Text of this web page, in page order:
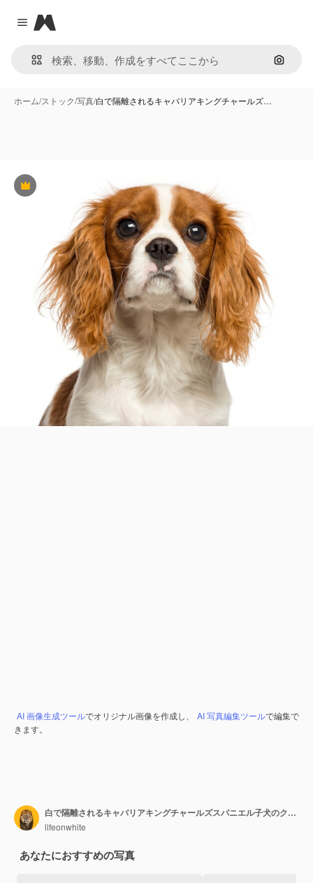
Close menu
Magnific
画像で
ホーム/ストック/写真/白で隔離されるキャバリアキングチャールズ…
Premium
AI 画像生成ツールでオリジナル画像を作成し、 AI 写真編集ツールで編集で
きます。
白で隔離されるキャバリアキングチャールズスパニエル子犬のクローズアップ
lifeonwhite
あなたにおすすめの写真